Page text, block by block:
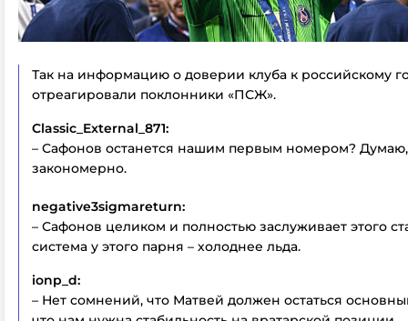
Так на информацию о доверии клуба к российскому
отреагировали поклонники «ПСЖ».
Classic_External_871:
– Сафонов останется нашим первым номером?
закономерно.
negative3sigmareturn:
– Сафонов целиком и полностью заслуживает этого
система у этого парня – холоднее льда.
ionp_d:
– Нет сомнений, что Матвей должен остаться